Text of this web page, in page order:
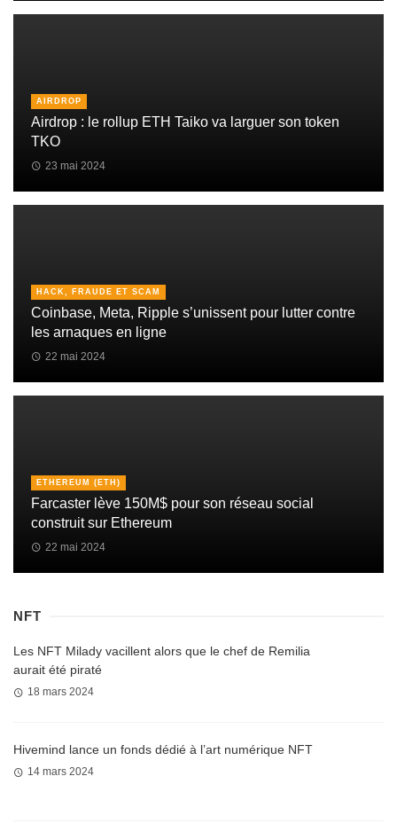
AIRDROP
Airdrop : le rollup ETH Taiko va larguer son token
TKO
23 mai 2024
HACK, FRAUDE ET SCAM
Coinbase, Meta, Ripple s’unissent pour lutter contre
les arnaques en ligne
22 mai 2024
ETHEREUM (ETH)
Farcaster lève 150M$ pour son réseau social
construit sur Ethereum
22 mai 2024
NFT
Les NFT Milady vacillent alors que le chef de Remilia
aurait été piraté
18 mars 2024
Hivemind lance un fonds dédié à l’art numérique NFT
14 mars 2024